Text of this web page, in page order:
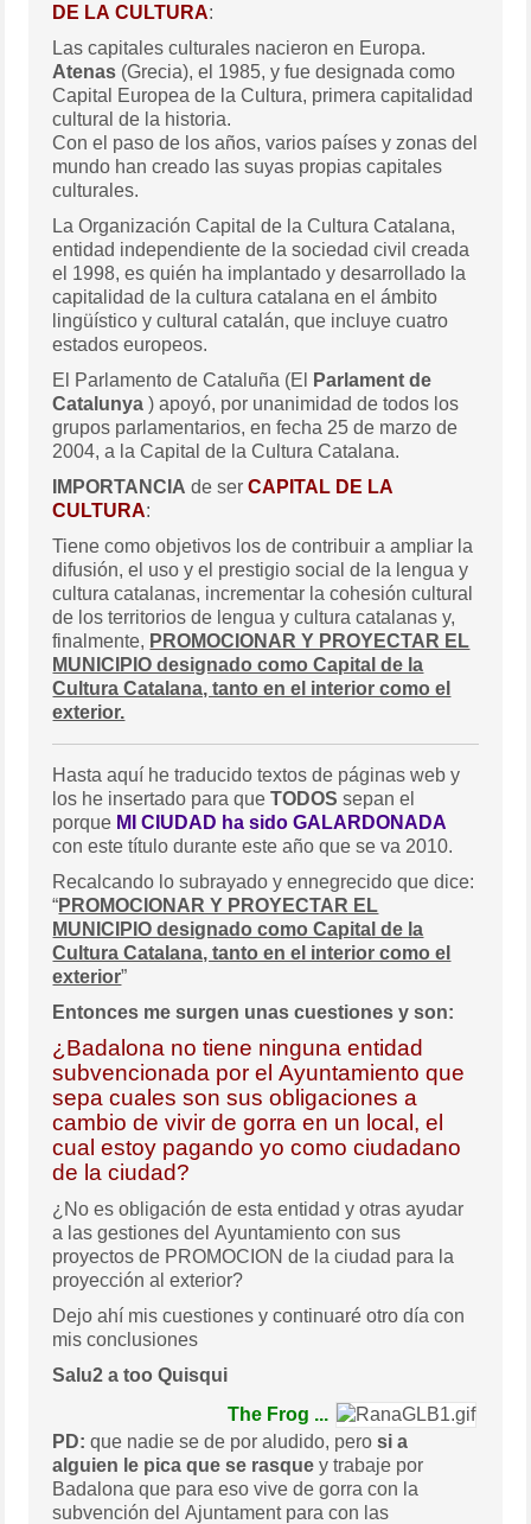
DE LA CULTURA:
Las capitales culturales nacieron en Europa.
Atenas (Grecia), el 1985, y fue designada como
Capital Europea de la Cultura, primera capitalidad
cultural de la historia.
Con el paso de los años, varios países y zonas del
mundo han creado las suyas propias capitales
culturales.
La Organización Capital de la Cultura Catalana,
entidad independiente de la sociedad civil creada
el 1998, es quién ha implantado y desarrollado la
capitalidad de la cultura catalana en el ámbito
lingüístico y cultural catalán, que incluye cuatro
estados europeos.
El Parlamento de Cataluña (El
Parlament de
Catalunya) apoyó, por unanimidad de todos los
grupos parlamentarios, en fecha 25 de marzo de
2004, a la Capital de la Cultura Catalana.
IMPORTANCIA de serCAPITAL DE LA
CULTURA:
Tiene como objetivos los de contribuir a ampliar la
difusión, el uso y el prestigio social de la lengua y
cultura catalanas, incrementar la cohesión cultural
de los territorios de lengua y cultura catalanas y,
finalmente, PROMOCIONAR Y PROYECTAR EL
MUNICIPIO designado como Capital de la
Cultura Catalana, tanto en el interior como el
exterior.
Hasta aquí he traducido textos de páginas web y
los he insertado para queTODOS sepan el
porque MI CIUDAD ha sido GALARDONADA
con este título durante este año que se va 2010.
Recalcando lo subrayado y ennegrecido que dice:
“PROMOCIONAR Y PROYECTAR EL
MUNICIPIO designado como Capital de la
Cultura Catalana, tanto en el interior como el
exterior”
Entonces me surgen unas cuestiones y son:
¿Badalona no tiene ninguna entidad
subvencionada por el Ayuntamiento que
sepa cuales son sus obligaciones a
cambio de vivir de gorra en un local, el
cual estoy pagando yo como ciudadano
de la ciudad?
¿No es obligación de esta entidad y otras ayudar
a las gestiones del Ayuntamiento con sus
proyectos de PROMOCION de la ciudad para la
proyección al exterior?
Dejo ahí mis cuestiones y continuaré otro día con
mis conclusiones
Salu2 a too Quisqui
The Frog ...
PD: que nadie se de por aludido, perosi a
alguien le pica que se rasquey trabaje por
Badalona que para eso vive de gorra con la
subvención del Ajuntament para con las